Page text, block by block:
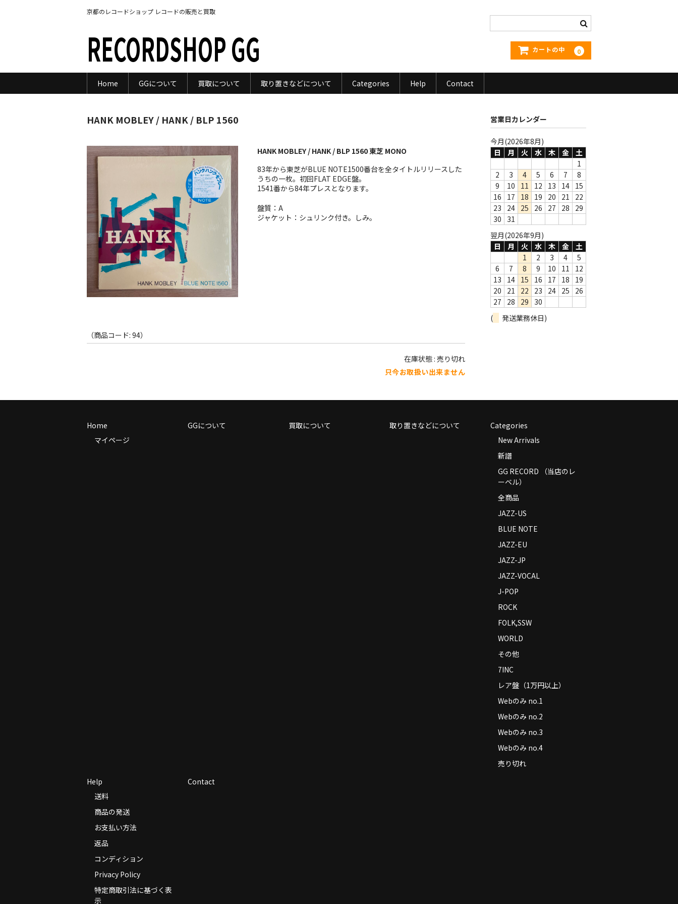
京都のレコードショップ レコードの販売と買取
RECORDSHOP GG カートの中 0
Home GGについて 買取について 取り置きなどについて Categories Help Contact
HANK MOBLEY / HANK / BLP 1560
HANK MOBLEY / HANK / BLP 1560 東芝 MONO
83年から東芝がBLUE NOTE1500番台を全タイトルリリースした
うちの一枚。初回FLAT EDGE盤。
1541番から84年プレスとなります。
盤質：A
ジャケット：シュリンク付き。しみ。
（商品コード: 94）
在庫状態 : 売り切れ
只今お取扱い出来ません
営業日カレンダー
今月(2026年8月)
日
月 火 水 木 金
土
1
2
3 4 5 6 7
8
9
10 11 12 13 14 15
16
17 18 19 20 21
22
23
24 25 26 27 28
29
30
31
翌月(2026年9月)
日
月 火 水 木 金
土
1
2 3 4
5
6
7 8 9 10 11
12
13
14 15 16 17 18
19
20
21 22 23 24 25
26
27
28 29
30
(
発送業務休日)
Home
マイページ
GGについて 買取について 取り置きなどについて
Categories
New Arrivals
新譜
GG RECORD （当店のレ
ーベル）
全商品
JAZZ-US
BLUE NOTE
JAZZ-EU
JAZZ-JP
JAZZ-VOCAL
J-POP
ROCK
FOLK,SSW
WORLD
その他
7INC
レア盤（1万円以上）
Webのみ no.1
Webのみ no.2
Webのみ no.3
Webのみ no.4
売り切れ
Help
送料
商品の発送
お支払い方法
返品
コンディション
Privacy Policy
特定商取引法に基づく表
示
Contact